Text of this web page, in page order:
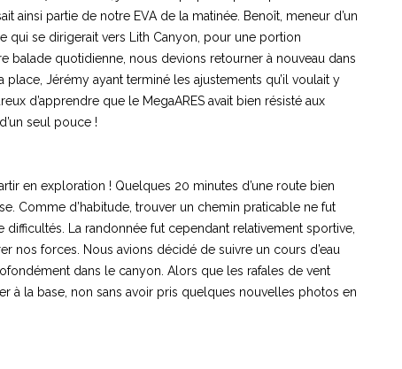
ainsi partie de notre EVA de la matinée. Benoît, meneur d’un
qui se dirigerait vers Lith Canyon, pour une portion
balade quotidienne, nous devions retourner à nouveau dans
Jérémy ayant terminé les ajustements qu’il voulait y
d’apprendre que le MegaARES avait bien résisté aux
seul pouce !
en exploration ! Quelques 20 minutes d’une route bien
Comme d’habitude, trouver un chemin praticable ne fut
La randonnée fut cependant relativement sportive,
nos forces. Nous avions décidé de suivre un cours d’eau
dans le canyon. Alors que les rafales de vent
à la base, non sans avoir pris quelques nouvelles photos en